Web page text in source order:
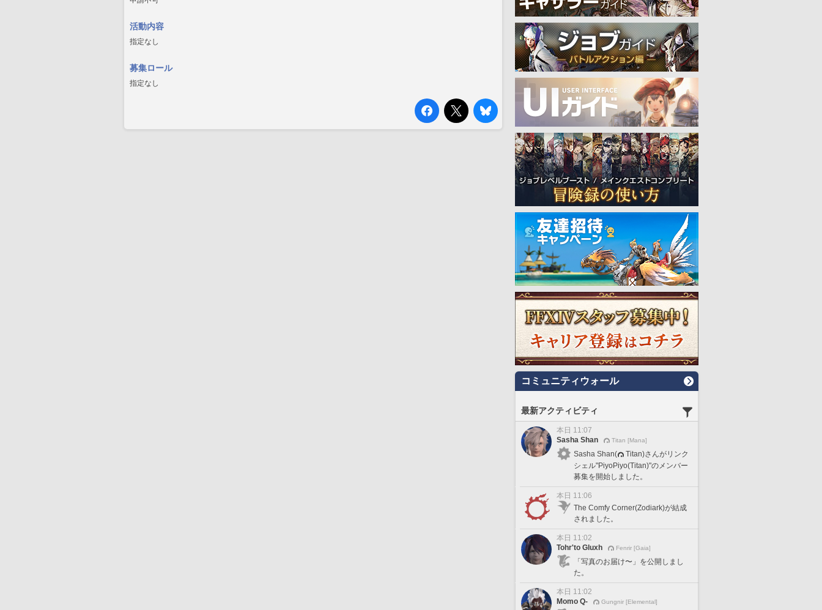
活動内容
指定なし
募集ロール
指定なし
コミュニティウォール
最新アクティビティ
本日 11:07
Sasha Shan
Titan [Mana]
Sasha Shan(
Titan)さんがリンク
シェル"PiyoPiyo(Titan)"のメンバー
募集を開始しました。
本日 11:06
The Comfy Corner(Zodiark)が結成
されました。
本日 11:02
Tohr'to Gluxh
Fenrir [Gaia]
「写真のお届け〜」を公開しまし
た。
本日 11:02
Momo Q-
Gungnir [Elemental]